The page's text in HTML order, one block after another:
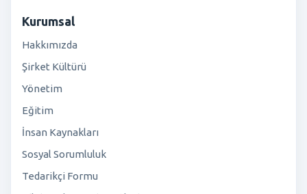
Kurumsal
Hakkımızda
Şirket Kültürü
Yönetim
Eğitim
İnsan Kaynakları
Sosyal Sorumluluk
Tedarikçi Formu